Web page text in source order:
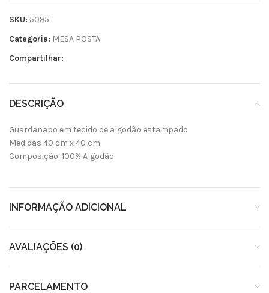
SKU: 5095
Categoria: MESA POSTA
Compartilhar:
DESCRIÇÃO
Guardanapo em tecido de algodão estampado
Medidas 40 cm x 40 cm
Composição: 100% Algodão
INFORMAÇÃO ADICIONAL
AVALIAÇÕES (0)
PARCELAMENTO